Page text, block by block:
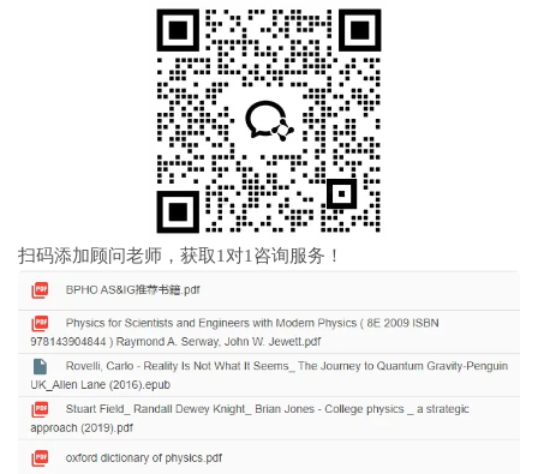
扫码添加顾问老师，获取1对1咨询服务！